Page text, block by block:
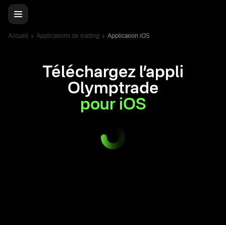
Accueil Applications de trading Application iOS
Téléchargez l’appli
Olymptrade
pour iOS